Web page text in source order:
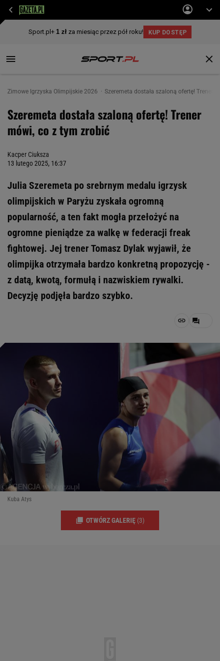
Zimowe Igrzyska Olimpijskie 2026 Szeremeta dostała szaloną ofertę! Trener
Szeremeta dostała szaloną ofertę! Trener
mówi, co z tym zrobić
Kacper Ciuksza
13 lutego 2025, 16:37
Julia Szeremeta po srebrnym medalu igrzysk
olimpijskich w Paryżu zyskała ogromną
popularność, a ten fakt mogła przełożyć na
ogromne pieniądze za walkę w federacji freak
fightowej. Jej trener Tomasz Dylak wyjawił, że
olimpijka otrzymała bardzo konkretną propozycję -
z datą, kwotą, formułą i nazwiskiem rywalki.
Decyzję podjęła bardzo szybko.
Kuba Atys
OTWÓRZ GALERIĘ (3)